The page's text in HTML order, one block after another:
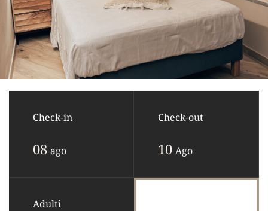
Check-in
08 ago
Check-out
10 Ago
Adulti